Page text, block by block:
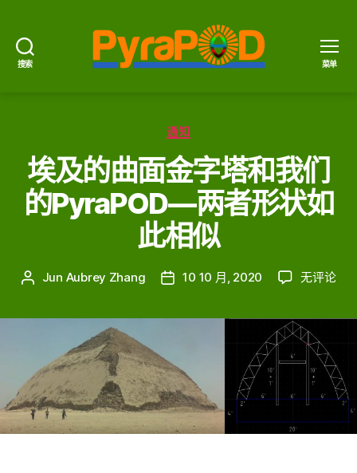
搜索
荚
太
阳
火
菜单
分
通知
埃及的曲面金字塔和我们
的PyraPOD—两者形状如
此相似
文 Jun Aubrey Zhang
发 10 10 月, 2020
埃
曲
面
金
塔
我
无评论